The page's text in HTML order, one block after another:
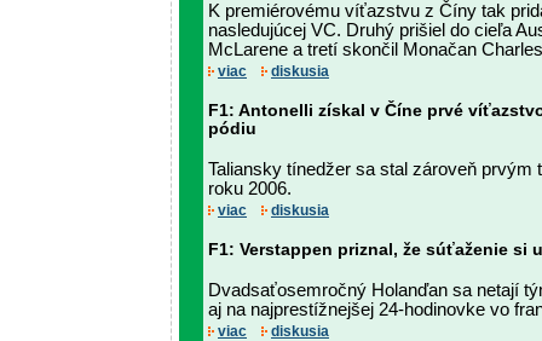
K premiérovému víťazstvu z Číny tak
nasledujúcej VC. Druhý prišiel do cieľa
McLarene a tretí skončil Monačan
viac diskusia
F1: Antonelli získal v Číne prvé
pódiu
Taliansky tínedžer sa stal zároveň
roku 2006.
viac diskusia
F1: Verstappen priznal, že súťaženie si
Dvadsaťosemročný Holanďan sa netají
aj na najprestížnejšej 24-hodinovke vo
viac diskusia